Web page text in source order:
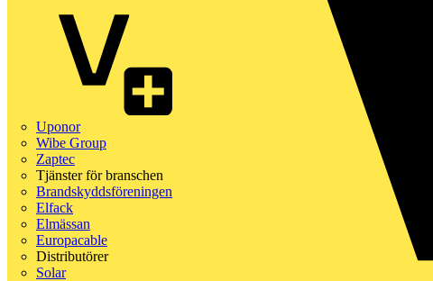
Uponor
Wibe Group
Zaptec
Tjänster för branschen
Brandskyddsföreningen
Elfack
Elmässan
Europacable
Distributörer
Solar